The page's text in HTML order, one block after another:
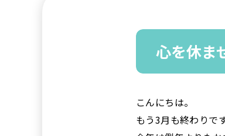
心を休ま
こんにちは。
もう3月も終わりで